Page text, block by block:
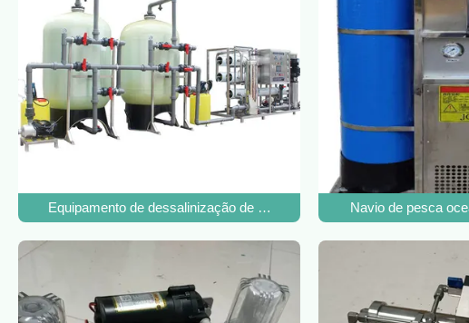
Equipamento de dessalinização de água do mar com membrana
Navio de pesca